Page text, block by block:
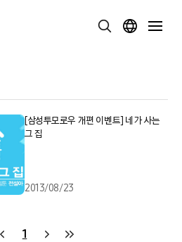
[삼성투모로우 개편 이벤트] 네가 사는
그 집
2013/08/23
1